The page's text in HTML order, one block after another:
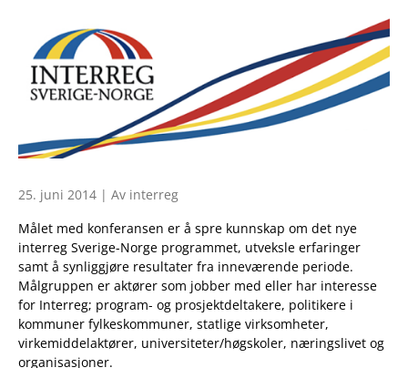
25. juni 2014 | Av interreg
Målet med konferansen er å spre kunnskap om det nye
interreg Sverige-Norge programmet, utveksle erfaringer
samt å synliggjøre resultater fra inneværende periode.
Målgruppen er aktører som jobber med eller har interesse
for Interreg; program- og prosjektdeltakere, politikere i
kommuner fylkeskommuner, statlige virksomheter,
virkemiddelaktører, universiteter/høgskoler, næringslivet og
organisasjoner.